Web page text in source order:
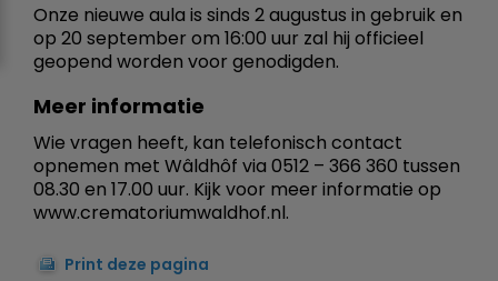
Onze nieuwe aula is sinds 2 augustus in gebruik en
op 20 september om 16:00 uur zal hij officieel
geopend worden voor genodigden.
Meer informatie
Wie vragen heeft, kan telefonisch contact
opnemen met Wâldhôf via 0512 – 366 360 tussen
08.30 en 17.00 uur. Kijk voor meer informatie op
www.crematoriumwaldhof.nl.
Print deze pagina